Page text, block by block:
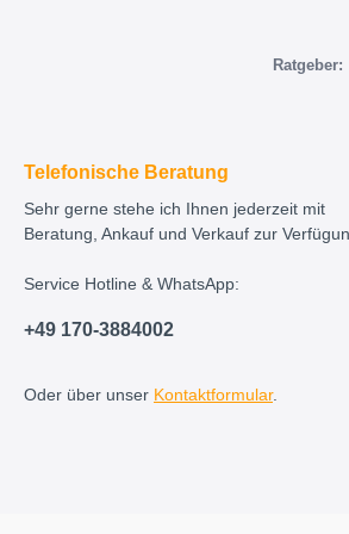
Ratgeber:
Telefonische Beratung
Sehr gerne stehe ich Ihnen jederzeit mit
Beratung, Ankauf und Verkauf zur
Service Hotline & WhatsApp:
+49 170-3884002
Oder über unser Kontaktformular.